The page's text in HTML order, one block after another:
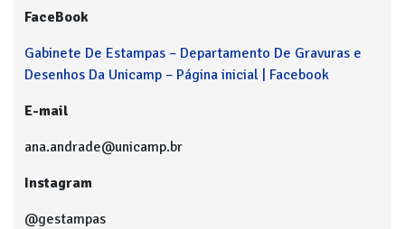
FaceBook
Gabinete De Estampas – Departamento De Gravuras e
Desenhos Da Unicamp – Página inicial | Facebook
E-mail
ana.andrade@unicamp.br
Instagram
@gestampas